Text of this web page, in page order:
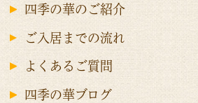
四季の華のご紹介
ご入居までの流れ
よくあるご質問
四季の華ブログ